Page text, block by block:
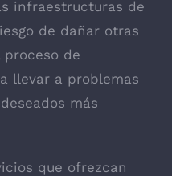
infraestructuras de
de dañar otras
de
llevar a problemas
más
que ofrezcan